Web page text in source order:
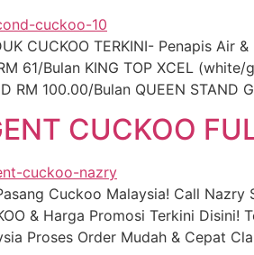
CUCKOO TERKINI- Penapis
61/Bulan KING TOP XCEL
RM 100.00/Bulan QUEEN STAND
CUCKOO
Cuckoo Malaysia! Call Nazry
& Harga Promosi Terkini Disini!
Proses Order Mudah & Cepat